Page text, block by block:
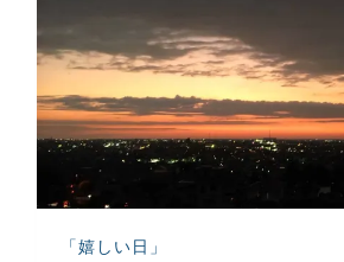
「嬉しい日」